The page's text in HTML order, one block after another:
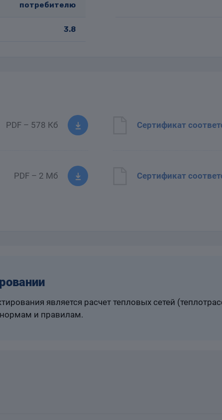
потребителю
3.8
PDF – 578 Кб Сертификат
PDF – 2 Мб Сертификат
является расчет тепловых сетей
и правилам.